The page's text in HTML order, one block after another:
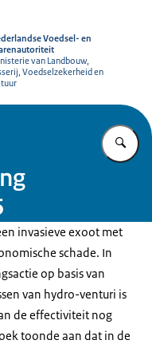
Voedsel- en
van Landbouw,
Voedselzekerheid en
invasieve exoot met
schade. In
op basis van
van hydro-venturi is
de effectiviteit nog
toonde aan dat in de